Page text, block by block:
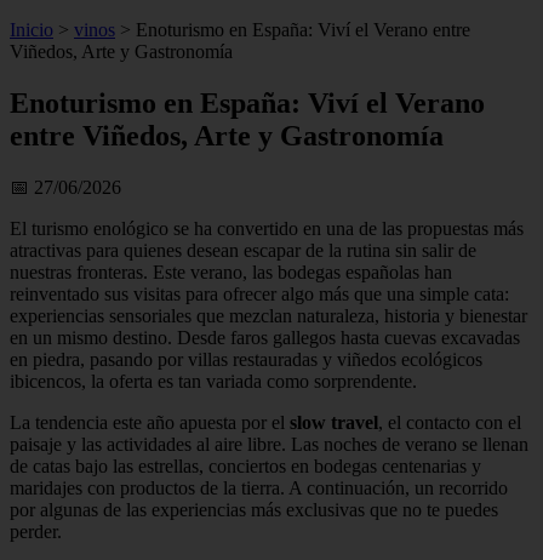
Inicio > vinos > Enoturismo en España: Viví el Verano entre
Viñedos, Arte y Gastronomía
Enoturismo en España: Viví el Verano
entre Viñedos, Arte y Gastronomía
📅 27/06/2026
El turismo enológico se ha convertido en una de las propuestas más
atractivas para quienes desean escapar de la rutina sin salir de
nuestras fronteras. Este verano, las bodegas españolas han
reinventado sus visitas para ofrecer algo más que una simple cata:
experiencias sensoriales que mezclan naturaleza, historia y bienestar
en un mismo destino. Desde faros gallegos hasta cuevas excavadas
en piedra, pasando por villas restauradas y viñedos ecológicos
ibicencos, la oferta es tan variada como sorprendente.
La tendencia este año apuesta por el slow travel, el contacto con el
paisaje y las actividades al aire libre. Las noches de verano se llenan
de catas bajo las estrellas, conciertos en bodegas centenarias y
maridajes con productos de la tierra. A continuación, un recorrido
por algunas de las experiencias más exclusivas que no te puedes
perder.